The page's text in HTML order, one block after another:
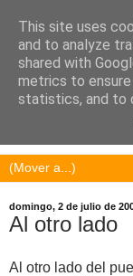
domingo, 2 de julio de
Al otro lado
Al otro lado del
This site uses
and to analyze
shared with
metrics to
statistics, and to